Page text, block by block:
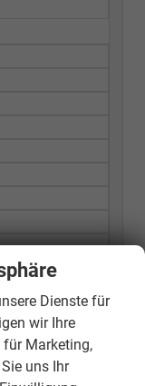
Dienste für
wir Ihre
für Marketing,
uns Ihr